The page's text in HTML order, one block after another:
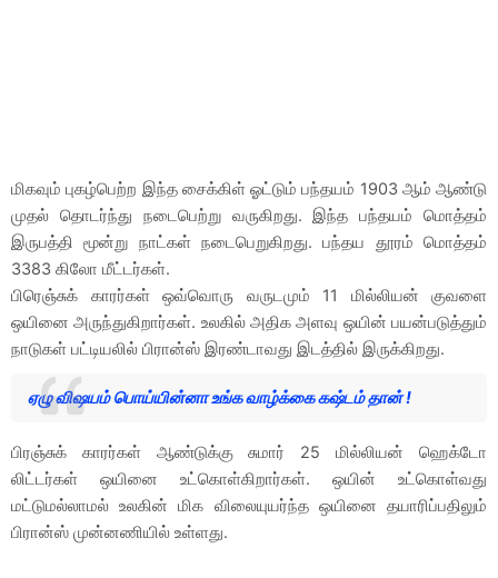
மிகவும் புகழ்பெற்ற இந்த சைக்கிள் ஓட்டும் பந்தயம் 1903 ஆம் ஆண்டு
முதல் தொடர்ந்து நடைபெற்று வருகிறது. இந்த பந்தயம் மொத்தம்
இருபத்தி மூன்று நாட்கள் நடைபெறுகிறது. பந்தய தூரம் மொத்தம்
3383 கிலோ மீட்டர்கள்.
பிரெஞ்சுக் காரர்கள் ஒவ்வொரு வருடமும் 11 மில்லியன் குவளை
ஒயினை அருந்துகிறார்கள். உலகில் அதிக அளவு ஒயின் பயன்படுத்தும்
நாடுகள் பட்டியலில் பிரான்ஸ் இரண்டாவது இடத்தில் இருக்கிறது.
ஏழு விஷயம் பொய்யின்னா உங்க வாழ்க்கை கஷ்டம் தான் !
பிரஞ்சுக் காரர்கள் ஆண்டுக்கு சுமார் 25 மில்லியன் ஹெக்டோ
லிட்டர்கள் ஒயினை உட்கொள்கிறார்கள். ஒயின் உட்கொள்வது
மட்டுமல்லாமல் உலகின் மிக விலையுயர்ந்த ஒயினை தயாரிப்பதிலும்
பிரான்ஸ் முன்னணியில் உள்ளது.